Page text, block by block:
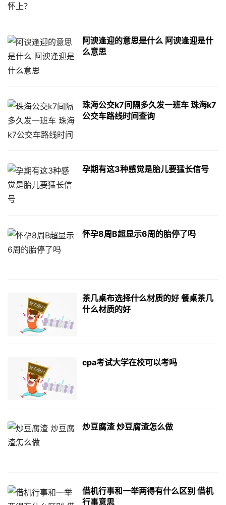
阿谀逢迎的意思是什么 阿谀逢迎是什
么意思
珠海公交k7间隔多久发一班车 珠海k7
公交车路线时间查询
孕期有这3种感觉是胎儿要猛长信号
怀孕8周B超显示6周的胎停了吗
茶几桌布选择什么材质的好 餐桌茶几
什么材质的好
cpa考试大学在校可以考吗
炒豆腐渣 炒豆腐渣怎么做
借机行事和一举两得有什么区别 借机
行事意思